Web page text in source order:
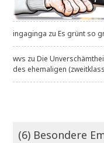
ingaginga zuEs grünt so
wvs zuDie
des ehemaligen
(6) Besondere